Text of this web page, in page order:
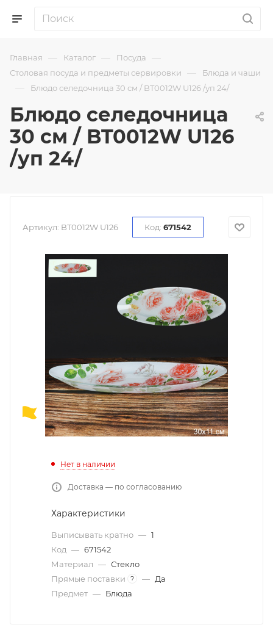
Главная — Каталог — Посуда —
Столовая посуда и предметы сервировки — Блюда и чаши
— Блюдо селедочница 30 см / BT0012W U126 /уп 24/
Блюдо селедочница
30 см / BT0012W U126
/уп 24/
Артикул: BT0012W U126 Код: 671542
Нет в наличии
Доставка — по согласованию
Характеристики
Выписывать кратно — 1
Код — 671542
Материал — Стекло
Прямые поставки
? — Да
Предмет — Блюда